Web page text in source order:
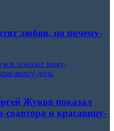
любви, но почему-
показал маму-
дочь
Жуков показал
соавтора и красавицу-